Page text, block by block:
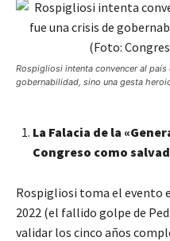
Rospigliosi intenta convencer al
gobernabilidad, sino una gesta
La Falacia de la
Congreso como
Rospigliosi toma el evento
2022 (el fallido golpe de
validar los cinco años